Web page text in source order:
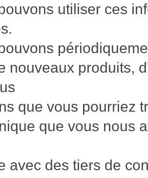
utiliser ces
nouveaux produits,
que vous pourriez
que vous nous
avec des tiers de